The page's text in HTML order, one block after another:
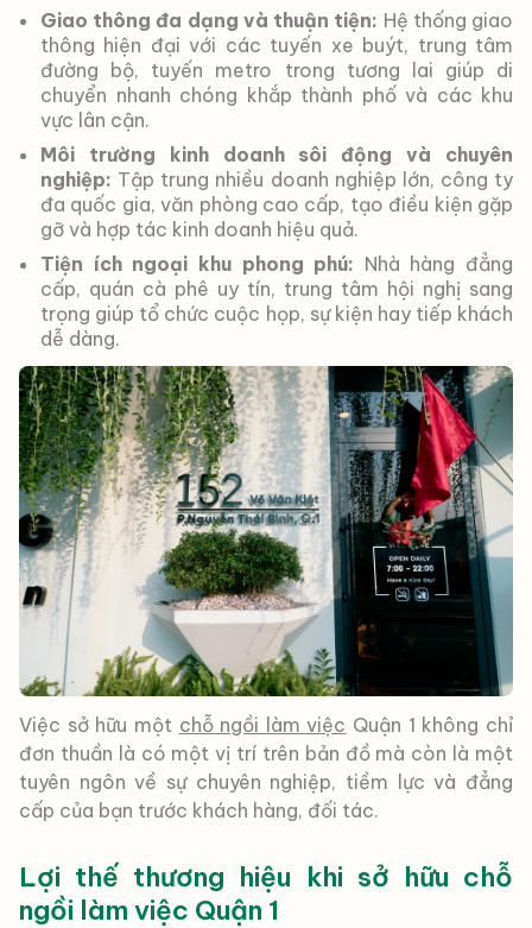
Giao thông đa dạng và thuận tiện: Hệ thống giao
thông hiện đại với các tuyến xe buýt, trung tâm
đường bộ, tuyến metro trong tương lai giúp di
chuyển nhanh chóng khắp thành phố và các khu
vực lân cận.
Môi trường kinh doanh sôi động và chuyên
nghiệp: Tập trung nhiều doanh nghiệp lớn, công ty
đa quốc gia, văn phòng cao cấp, tạo điều kiện gặp
gỡ và hợp tác kinh doanh hiệu quả.
Tiện ích ngoại khu phong phú: Nhà hàng đẳng
cấp, quán cà phê uy tín, trung tâm hội nghị sang
trọng giúp tổ chức cuộc họp, sự kiện hay tiếp khách
dễ dàng.
Việc sở hữu một chỗ ngồi làm việc Quận 1 không chỉ
đơn thuần là có một vị trí trên bản đồ mà còn là một
tuyên ngôn về sự chuyên nghiệp, tiềm lực và đẳng
cấp của bạn trước khách hàng, đối tác.
Lợi thế thương hiệu khi sở hữu chỗ
ngồi làm việc Quận 1